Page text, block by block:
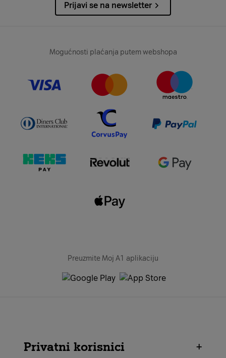
Prijavi se na newsletter
Mogućnosti plaćanja putem webshopa
Preuzmite Moj A1 aplikaciju
Privatni korisnici
+